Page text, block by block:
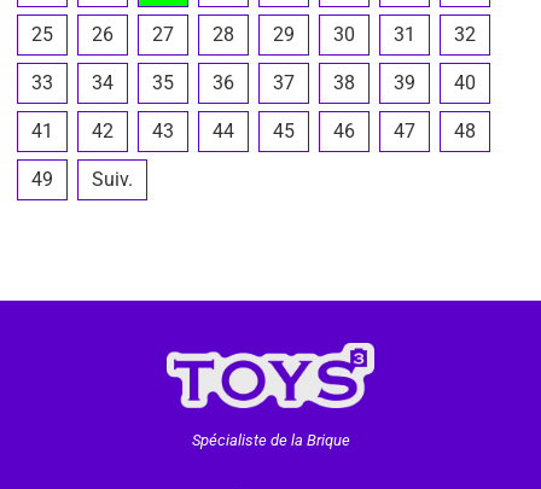
25 26 27 28 29 30 31 32
33 34 35 36 37 38 39 40
41 42 43 44 45 46 47 48
49 Suiv.
Spécialiste de la Brique